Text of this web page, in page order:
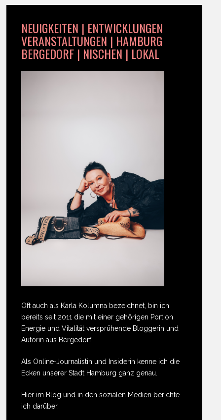
NEUIGKEITEN | ENTWICKLUNGEN
VERANSTALTUNGEN | HAMBURG
BERGEDORF | NISCHEN | LOKAL
Oft auch als Karla Kolumna bezeichnet, bin ich
bereits seit 2011 die mit einer gehörigen Portion
Energie und Vitalität versprühende Bloggerin und
Autorin aus Bergedorf.
Als Online-Journalistin und Insiderin kenne ich die
Ecken unserer Stadt Hamburg ganz genau.
Hier im Blog und in den sozialen Medien berichte
ich darüber.